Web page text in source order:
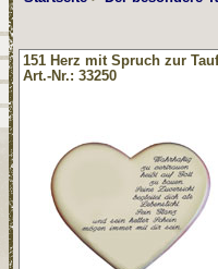
151 Herz mit Spruch zur
Art.-Nr.: 33250